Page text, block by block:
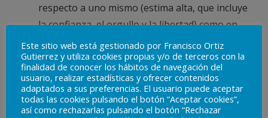
respecto a uno mismo (estima alta, que incluye
la confianza, el orgullo y la libertad) como en
relación a los demás (estima baja, como la
reputación, el reconocimiento o la dignidad).
Este nivel está muy relacionado con la
aceptación social anterior. Entre ambos,
Este sitio web está gestionado por Francisco Ortiz
Gutierrez y utiliza cookies propias y/o de terceros con la
finalidad de conocer los hábitos de navegación del
usuario, realizar estadísticas y ofrecer contenidos
adaptados a sus preferencias. El usuario puede aceptar
todas las cookies pulsando el botón “Aceptar cookies”,
así como rechazarlas pulsando el botón “Rechazar